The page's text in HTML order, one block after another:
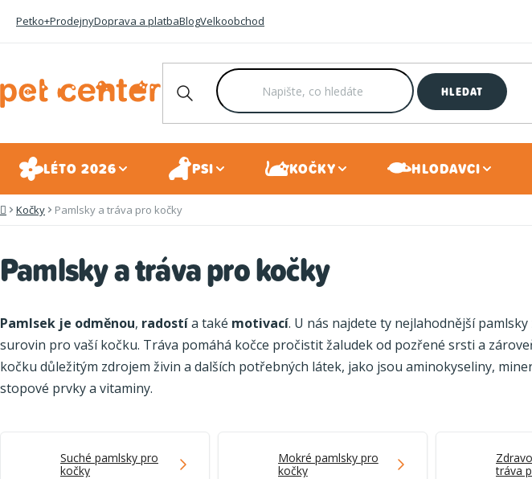
Petko+ProdejnyDoprava a platbaBlogVelkoobchod
HLEDAT
LÉTO 2026 PSI KOČKY HLODAVCI
DomůKočky Pamlsky a tráva pro kočky
Pamlsky a tráva pro kočky
Pamlsek je odměnou, radostía také motivací. U nás najdete ty nejlahodnější
surovin pro vaší kočku. Tráva pomáhá kočce pročistit žaludek od pozřené srsti a
kočku důležitým zdrojem živin a dalších potřebných látek, jako jsou aminokyseliny,
stopové prvky a vitaminy.
Suché pamlsky pro
kočky
Mokré pamlsky pro
kočky
tráva